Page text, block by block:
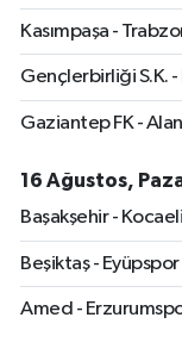
Kasımpaşa -
Gençlerbirliği S.K.
Gaziantep FK -
16 Ağustos,
Başakşehir -
Beşiktaş - Eyüpspor
Amed -